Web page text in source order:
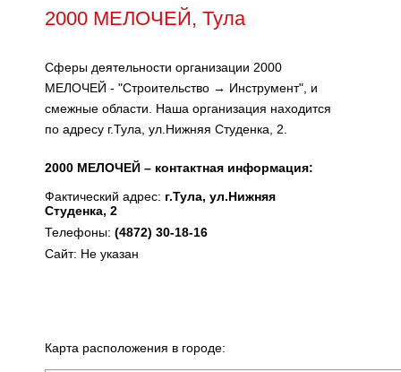
2000 МЕЛОЧЕЙ, Тула
Сферы деятельности организации 2000
МЕЛОЧЕЙ - "Строительство → Инструмент", и
смежные области. Наша организация находится
по адресу г.Тула, ул.Нижняя Студенка, 2.
2000 МЕЛОЧЕЙ – контактная информация:
Фактический адрес: г.Тула, ул.Нижняя
Студенка, 2
Телефоны: (4872) 30-18-16
Сайт: Не указан
Карта расположения в городе: